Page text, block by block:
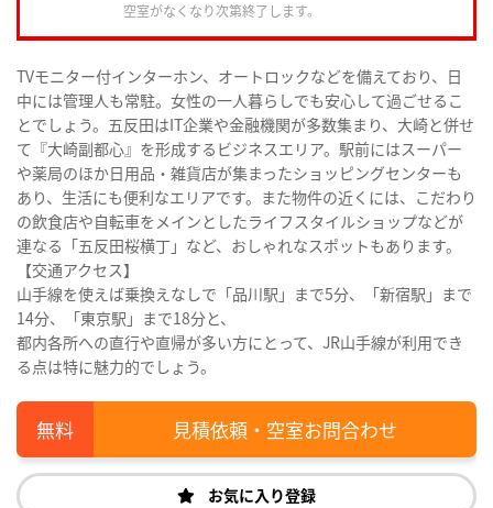
空室がなくなり次第終了します。
TVモニター付インターホン、オートロックなどを備えており、日
中には管理人も常駐。女性の一人暮らしでも安心して過ごせるこ
とでしょう。五反田はIT企業や金融機関が多数集まり、大崎と併せ
て『大崎副都心』を形成するビジネスエリア。駅前にはスーパー
や薬局のほか日用品・雑貨店が集まったショッピングセンターも
あり、生活にも便利なエリアです。また物件の近くには、こだわり
の飲食店や自転車をメインとしたライフスタイルショップなどが
連なる「五反田桜横丁」など、おしゃれなスポットもあります。
【交通アクセス】
山手線を使えば乗換えなしで「品川駅」まで5分、「新宿駅」まで
14分、「東京駅」まで18分と、
都内各所への直行や直帰が多い方にとって、JR山手線が利用でき
る点は特に魅力的でしょう。
見積依頼・空室お問合わせ
お気に入り登録